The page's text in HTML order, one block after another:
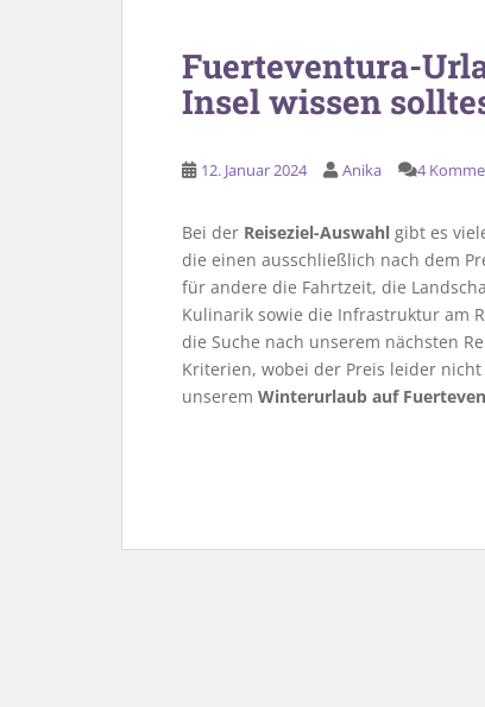
Fuerteventura-
Insel wissen
12. Januar 2024 Anika 4
Bei der Reiseziel-Auswahl gibt es
die einen ausschließlich nach dem
für andere die Fahrtzeit, die
Kulinarik sowie die Infrastruktur am
die Suche nach unserem nächsten
Kriterien, wobei der Preis leider
unserem Winterurlaub auf